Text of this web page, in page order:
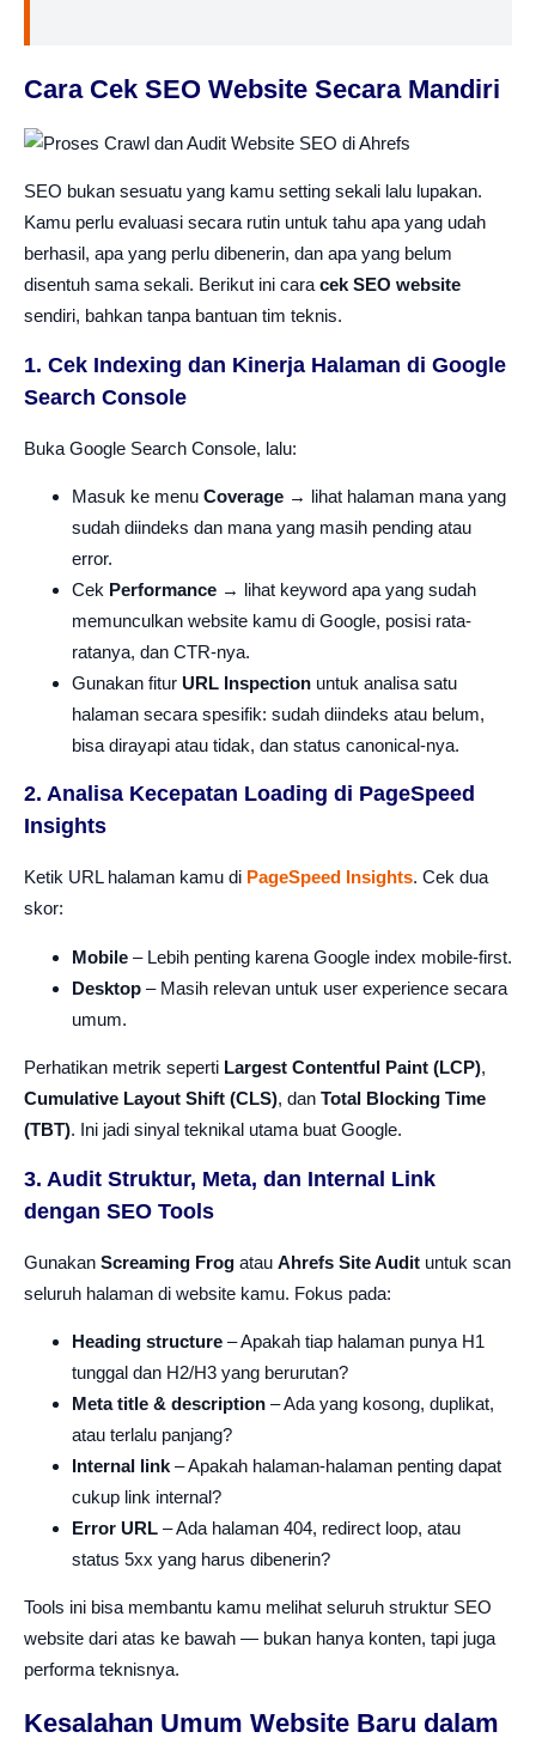
Cara Cek SEO Website Secara Mandiri
SEO bukan sesuatu yang kamu setting sekali lalu lupakan.
Kamu perlu evaluasi secara rutin untuk tahu apa yang udah
berhasil, apa yang perlu dibenerin, dan apa yang belum
disentuh sama sekali. Berikut ini cara cek SEO website
sendiri, bahkan tanpa bantuan tim teknis.
1. Cek Indexing dan Kinerja Halaman di Google
Search Console
Buka Google Search Console, lalu:
Masuk ke menu Coverage → lihat halaman mana yang
sudah diindeks dan mana yang masih pending atau
error.
Cek Performance → lihat keyword apa yang sudah
memunculkan website kamu di Google, posisi rata-
ratanya, dan CTR-nya.
Gunakan fitur URL Inspection untuk analisa satu
halaman secara spesifik: sudah diindeks atau belum,
bisa dirayapi atau tidak, dan status canonical-nya.
2. Analisa Kecepatan Loading di PageSpeed
Insights
Ketik URL halaman kamu di PageSpeed Insights. Cek dua
skor:
Mobile – Lebih penting karena Google index mobile-first.
Desktop – Masih relevan untuk user experience secara
umum.
Perhatikan metrik seperti Largest Contentful Paint (LCP),
Cumulative Layout Shift (CLS), dan Total Blocking Time
(TBT). Ini jadi sinyal teknikal utama buat Google.
3. Audit Struktur, Meta, dan Internal Link
dengan SEO Tools
Gunakan Screaming Frog atau Ahrefs Site Audit untuk scan
seluruh halaman di website kamu. Fokus pada:
Heading structure – Apakah tiap halaman punya H1
tunggal dan H2/H3 yang berurutan?
Meta title & description – Ada yang kosong, duplikat,
atau terlalu panjang?
Internal link – Apakah halaman-halaman penting dapat
cukup link internal?
Error URL – Ada halaman 404, redirect loop, atau
status 5xx yang harus dibenerin?
Tools ini bisa membantu kamu melihat seluruh struktur SEO
website dari atas ke bawah — bukan hanya konten, tapi juga
performa teknisnya.
Kesalahan Umum Website Baru dalam